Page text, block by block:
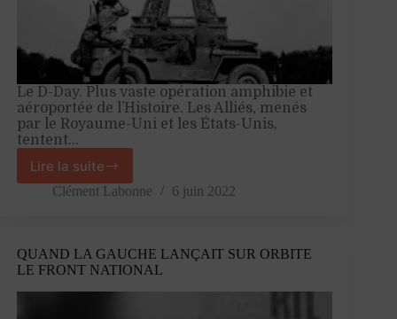
Le D-Day. Plus vaste opération amphibie et
aéroportée de l’Histoire. Les Alliés, menés
par le Royaume-Uni et les États-Unis,
tentent…
Lire la suite
6
juin
veut
coloniser
la
Clément Labonne 6 juin 2022
QUAND LA GAUCHE LANÇAIT SUR ORBITE
LE FRONT NATIONAL